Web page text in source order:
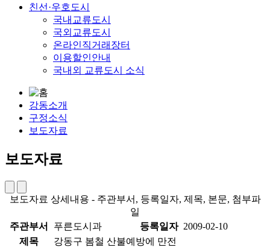
친선·우호도시
국내교류도시
국외교류도시
온라인직거래장터
이용할인안내
국내외 교류도시 소식
강동소개
구정소식
보도자료
보도자료
보도자료 상세내용 - 주관부서, 등록일자, 제목, 본문, 첨부파
일
주관부서
푸른도시과 등록일자 2009-02-10
제목
강동구 봄철 산불예방에 만전